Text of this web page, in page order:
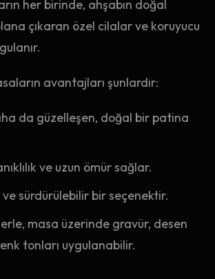
her birinde, ahşabın doğal
çıkaran özel cilalar ve koruyucu
avantajları şunlardır:
da güzelleşen, doğal bir patina
ve uzun ömür sağlar.
sürdürülebilir bir seçenektir.
masa üzerinde gravür, desen
tonları uygulanabilir.